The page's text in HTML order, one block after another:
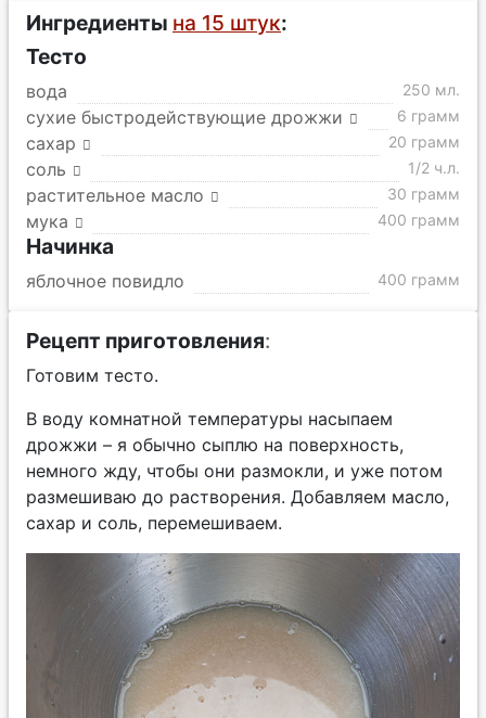
Ингредиенты на 15 штук:
Тесто
вода 250 мл.
сухие быстродействующие дрожжи 6 грамм
сахар 20 грамм
соль 1/2 ч.л.
растительное масло 30 грамм
мука 400 грамм
Начинка
яблочное повидло 400 грамм
Рецепт приготовления:
Готовим тесто.
В воду комнатной температуры насыпаем
дрожжи – я обычно сыплю на поверхность,
немного жду, чтобы они размокли, и уже потом
размешиваю до растворения. Добавляем масло,
сахар и соль, перемешиваем.